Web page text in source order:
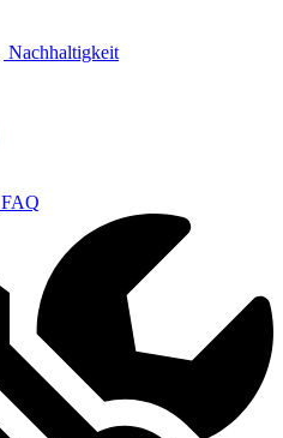
Nachhaltigkeit
FAQ